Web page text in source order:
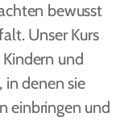
bewusst
Unser Kurs
und
in denen sie
einbringen und